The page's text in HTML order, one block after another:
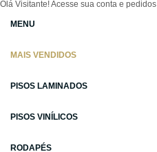
Olá Visitante!Acesse sua conta e pedidos
MENU
MAIS VENDIDOS
PISOS LAMINADOS
PISOS VINÍLICOS
RODAPÉS